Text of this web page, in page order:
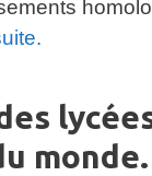
monde.